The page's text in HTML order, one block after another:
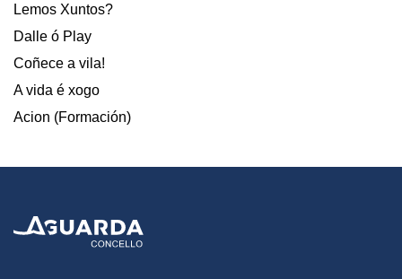
Lemos Xuntos?
Dalle ó Play
Coñece a vila!
A vida é xogo
Acion (Formación)